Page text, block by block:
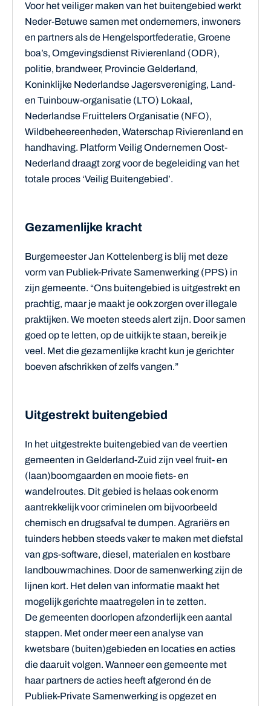
Voor het veiliger maken van het buitengebied werkt
Neder-Betuwe samen met ondernemers, inwoners
en partners als de Hengelsportfederatie, Groene
boa’s, Omgevingsdienst Rivierenland (ODR),
politie, brandweer, Provincie Gelderland,
Koninklijke Nederlandse Jagersvereniging, Land-
en Tuinbouw-organisatie (LTO) Lokaal,
Nederlandse Fruittelers Organisatie (NFO),
Wildbeheereenheden, Waterschap Rivierenland en
handhaving. Platform Veilig Ondernemen Oost-
Nederland draagt zorg voor de begeleiding van het
totale proces ‘Veilig Buitengebied’.
Gezamenlijke kracht
Burgemeester Jan Kottelenberg is blij met deze
vorm van Publiek-Private Samenwerking (PPS) in
zijn gemeente. “Ons buitengebied is uitgestrekt en
prachtig, maar je maakt je ook zorgen over illegale
praktijken. We moeten steeds alert zijn. Door samen
goed op te letten, op de uitkijk te staan, bereik je
veel. Met die gezamenlijke kracht kun je gerichter
boeven afschrikken of zelfs vangen.”
Uitgestrekt buitengebied
In het uitgestrekte buitengebied van de veertien
gemeenten in Gelderland-Zuid zijn veel fruit- en
(laan)boomgaarden en mooie fiets- en
wandelroutes. Dit gebied is helaas ook enorm
aantrekkelijk voor criminelen om bijvoorbeeld
chemisch en drugsafval te dumpen. Agrariërs en
tuinders hebben steeds vaker te maken met diefstal
van gps-software, diesel, materialen en kostbare
landbouwmachines. Door de samenwerking zijn de
lijnen kort. Het delen van informatie maakt het
mogelijk gerichte maatregelen in te zetten.
De gemeenten doorlopen afzonderlijk een aantal
stappen. Met onder meer een analyse van
kwetsbare (buiten)gebieden en locaties en acties
die daaruit volgen. Wanneer een gemeente met
haar partners de acties heeft afgerond én de
Publiek-Private Samenwerking is opgezet en